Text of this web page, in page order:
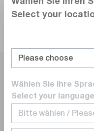
NI
Wir unterstützen
Migration oder
Systeme. Ob
Select your
Wählen Sie Ihre
Select your